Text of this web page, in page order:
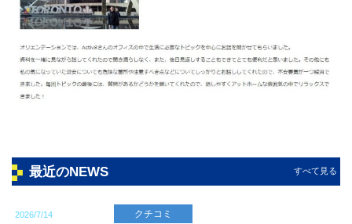
最近のNEWS
2026/7/14 クチコミ
すべて見る